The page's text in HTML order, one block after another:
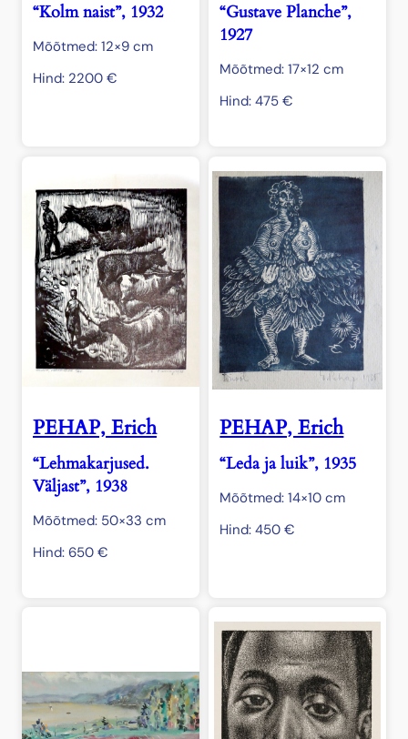
“Kolm naist”, 1932
Mõõtmed: 12×9 cm
Hind: 2200 €
“Gustave Planche”,
1927
Mõõtmed: 17×12 cm
Hind:475€
PEHAP, Erich
“Lehmakarjused.
Väljast”, 1938
Mõõtmed: 50×33 cm
Hind: 650 €
PEHAP, Erich
“Leda ja luik”, 1935
Mõõtmed: 14×10 cm
Hind:450€